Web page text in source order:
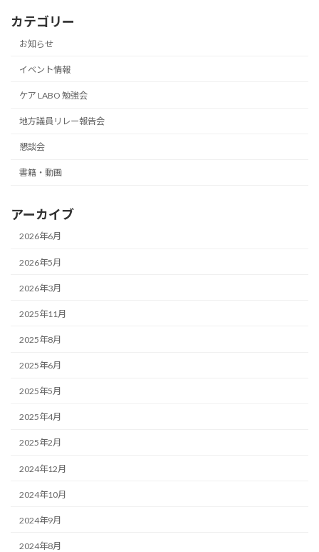
カテゴリー
お知らせ
イベント情報
ケア LABO 勉強会
地方議員リレー報告会
懇談会
書籍・動画
アーカイブ
2026年6月
2026年5月
2026年3月
2025年11月
2025年8月
2025年6月
2025年5月
2025年4月
2025年2月
2024年12月
2024年10月
2024年9月
2024年8月